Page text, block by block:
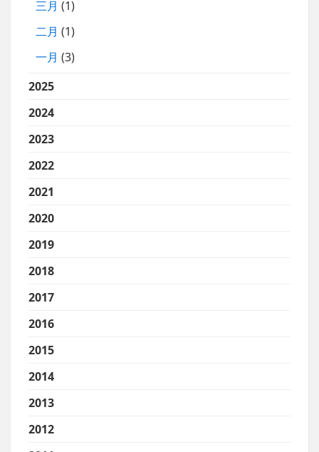
三月 (1)
二月 (1)
一月 (3)
2025
2024
2023
2022
2021
2020
2019
2018
2017
2016
2015
2014
2013
2012